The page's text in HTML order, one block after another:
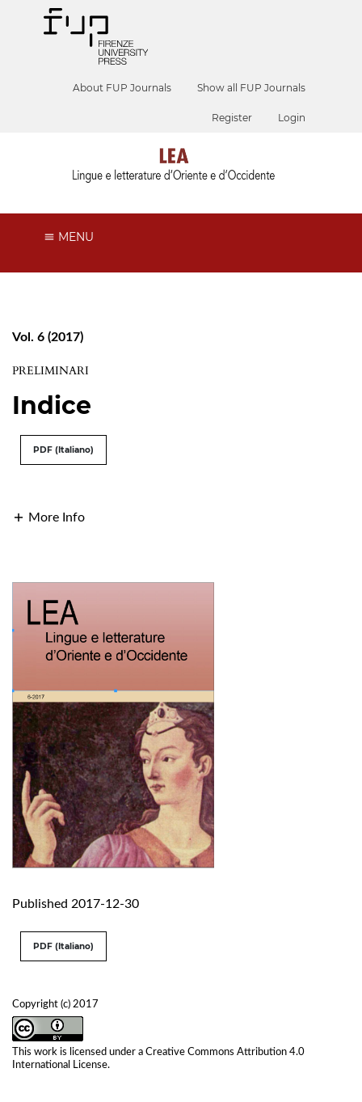
About FUP Journals Show all FUP Journals
Register Login
MENU
Vol. 6 (2017)
PRELIMINARI
Indice
PDF (Italiano)
More Info
Published 2017-12-30
Copyright (c) 2017
This work is licensed under a Creative Commons Attribution 4.0
International License.
PDF (Italiano)